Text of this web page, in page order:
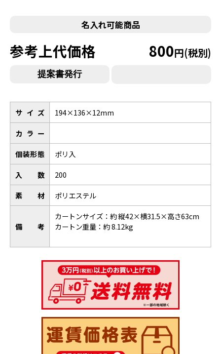
名入れ可能商品
参考上代価格 800円(税別)
サイズ
194×136×12mm
カラー
個装形態
ポリ入
入数
200
素材
ポリエステル
備考
カートンサイズ：約 縦42×横31.5×高さ63cm
カートン重量：約 8.12kg